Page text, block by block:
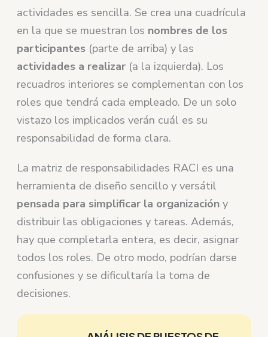
actividades es sencilla. Se crea una cuadrícula
en la que se muestran los nombres de los
participantes (parte de arriba) y las
actividades a realizar (a la izquierda). Los
recuadros interiores se complementan con los
roles que tendrá cada empleado. De un solo
vistazo los implicados verán cuál es su
responsabilidad de forma clara.
La matriz de responsabilidades RACI es una
herramienta de diseño sencillo y versátil
pensada para simplificar la organización y
distribuir las obligaciones y tareas. Además,
hay que completarla entera, es decir, asignar
todos los roles. De otro modo, podrían darse
confusiones y se dificultaría la toma de
decisiones.